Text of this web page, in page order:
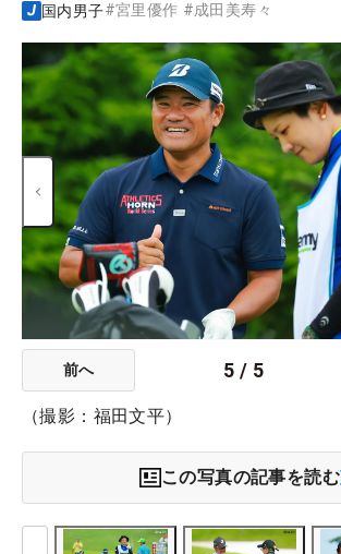
国内男子#宮里優作 #成田美寿々
前へ 5 / 5
（撮影：福田文平）
この写真の記事を読む